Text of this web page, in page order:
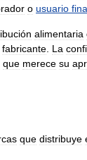
o usuario
alimentaria
fabricante La
que merece su
que distribuye